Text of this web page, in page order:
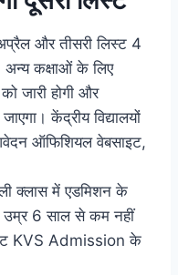
और तीसरी लिस्ट 4
अन्य कक्षाओं के लिए
जारी होगी और
केंद्रीय विद्यालयों
ऑफिशियल वेबसाइट,
क्लास में एडमिशन के
6 साल से कम नहीं
KVS Admission के